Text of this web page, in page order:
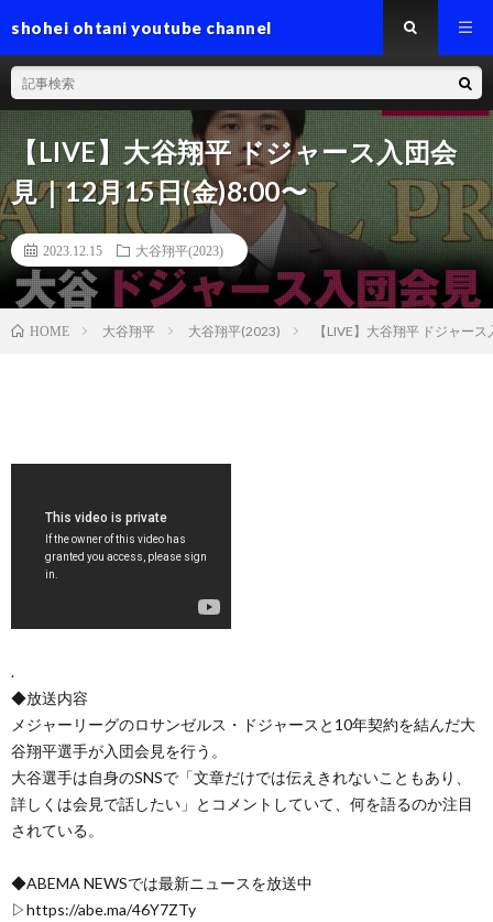
shohei ohtani youtube channel
【LIVE】大谷翔平 ドジャース入団会
見｜12月15日(金)8:00〜
2023.12.15 大谷翔平(2023)
HOME 大谷翔平 大谷翔平(2023) 【LIVE】大谷翔平 ドジャー
.
◆放送内容
メジャーリーグのロサンゼルス・ドジャースと10年契約を結んだ大
谷翔平選手が入団会見を行う。
大谷選手は自身のSNSで「文章だけでは伝えきれないこともあり、
詳しくは会見で話したい」とコメントしていて、何を語るのか注目
されている。
◆ABEMA NEWSでは最新ニュースを放送中
▷https://abe.ma/46Y7ZTy